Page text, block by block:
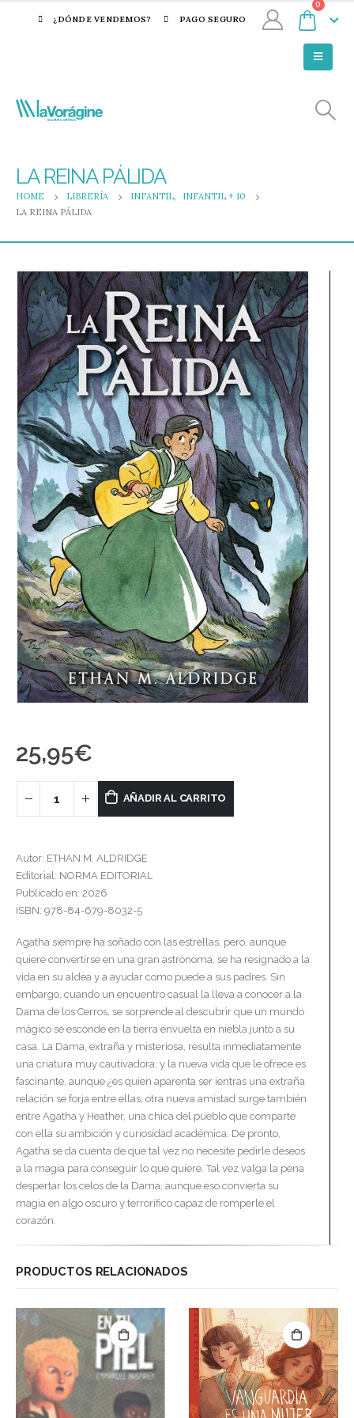
¿DÓNDE VENDEMOS? PAGO SEGURO
0
LA REINA PÁLIDA
HOME LIBRERÍA INFANTIL,
INFANTIL + 10
LA REINA PÁLIDA
25,95€
AÑADIR AL CARRITO
Autor: ETHAN M. ALDRIDGE
Editorial: NORMA EDITORIAL
Publicado en: 2026
ISBN: 978-84-679-8032-5
Agatha siempre ha soñado con las estrellas, pero, aunque
quiere convertirse en una gran astrónoma, se ha resignado a la
vida en su aldea y a ayudar como puede a sus padres. Sin
embargo, cuando un encuentro casual la lleva a conocer a la
Dama de los Cerros, se sorprende al descubrir que un mundo
mágico se esconde en la tierra envuelta en niebla junto a su
casa. La Dama, extraña y misteriosa, resulta inmediatamente
una criatura muy cautivadora, y la nueva vida que le ofrece es
fascinante, aunque ¿es quien aparenta ser ientras una extraña
relación se forja entre ellas, otra nueva amistad surge también
entre Agatha y Heather, una chica del pueblo que comparte
con ella su ambición y curiosidad académica. De pronto,
Agatha se da cuenta de que tal vez no necesite pedirle deseos
a la magia para conseguir lo que quiere. Tal vez valga la pena
despertar los celos de la Dama, aunque eso convierta su
magia en algo oscuro y terrorífico capaz de romperle el
corazón.
PRODUCTOS RELACIONADOS